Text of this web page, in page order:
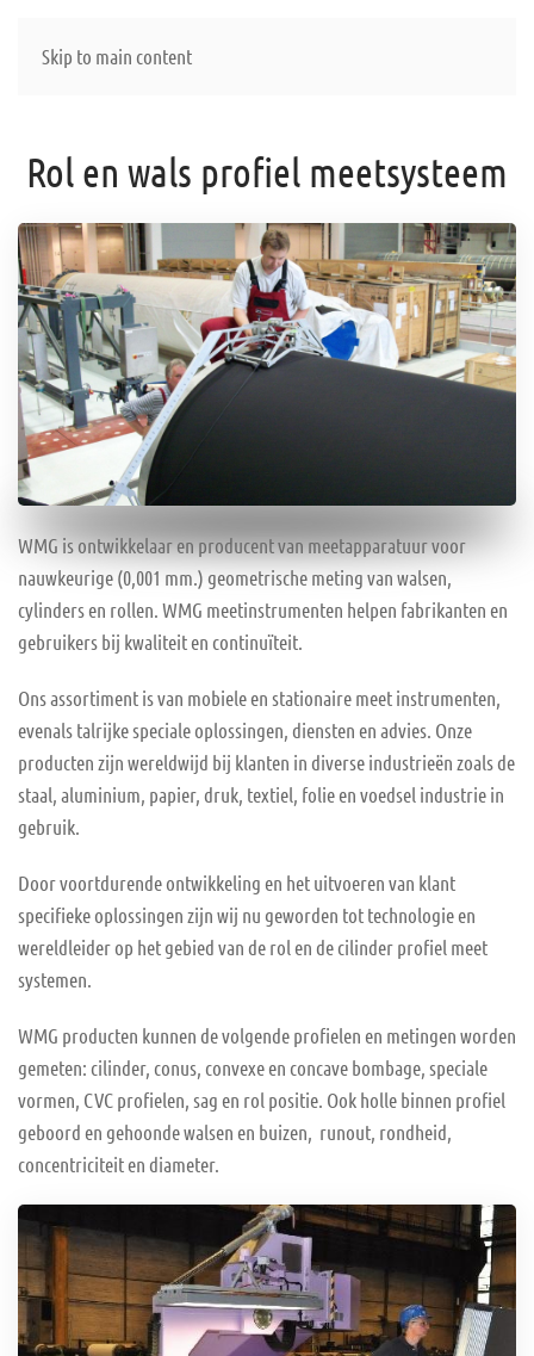
Skip to main content
Rol en wals profiel meetsysteem
WMG is ontwikkelaar en producent van meetapparatuur voor
nauwkeurige (0,001 mm.) geometrische meting van walsen,
cylinders en rollen. WMG meetinstrumenten helpen fabrikanten en
gebruikers bij kwaliteit en continuïteit.
Ons assortiment is van mobiele en stationaire meet instrumenten,
evenals talrijke speciale oplossingen, diensten en advies. Onze
producten zijn wereldwijd bij klanten in diverse industrieën zoals de
staal, aluminium, papier, druk, textiel, folie en voedsel industrie in
gebruik.
Door voortdurende ontwikkeling en het uitvoeren van klant
specifieke oplossingen zijn wij nu geworden tot technologie en
wereldleider op het gebied van de rol en de cilinder profiel meet
systemen.
WMG producten kunnen de volgende profielen en metingen worden
gemeten: cilinder, conus, convexe en concave bombage, speciale
vormen, CVC profielen, sag en rol positie. Ook holle binnen profiel
geboord en gehoonde walsen en buizen, runout, rondheid,
concentriciteit en diameter.